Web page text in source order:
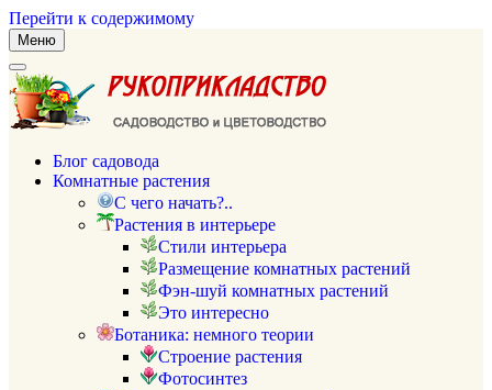
Перейти к содержимому
Меню
Блог садовода
Комнатные растения
С чего начать?..
Растения в интерьере
Стили интерьера
Размещение комнатных растений
Фэн-шуй комнатных растений
Это интересно
Ботаника: немного теории
Строение растения
Фотосинтез